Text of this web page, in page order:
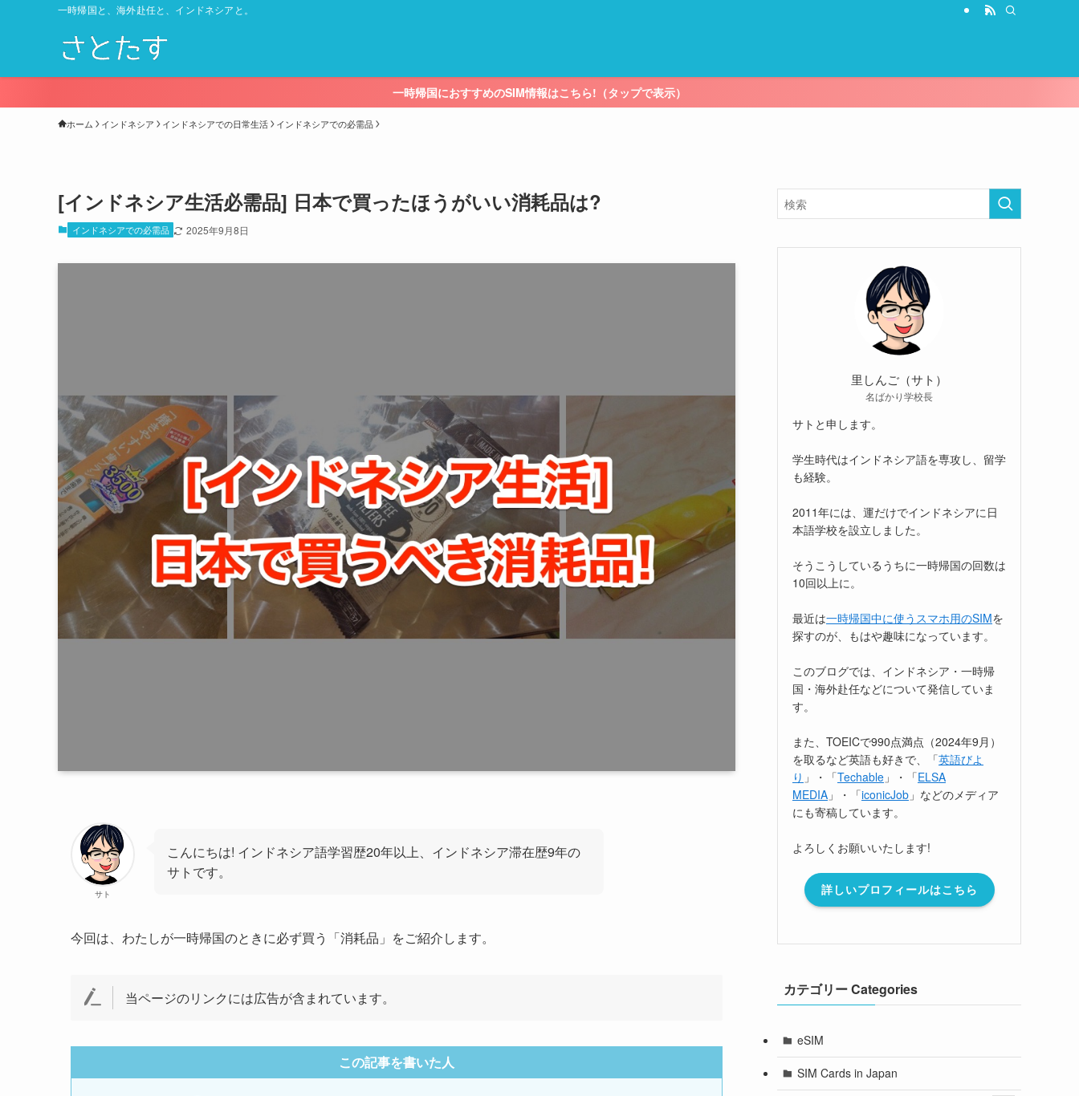
一時帰国と、海外赴任と、インドネシアと。
一時帰国におすすめのSIM情報はこちら!（タップで表示）
ホーム インドネシア インドネシアでの日常生活 インドネシアでの必需品
[インドネシア生活必需品] 日本で買ったほうがいい消耗品は?
インドネシアでの必需品 2025年9月8日
サト
こんにちは! インドネシア語学習歴20年以上、インドネシア滞在歴9年の
サトです。
今回は、わたしが一時帰国のときに必ず買う「消耗品」をご紹介します。
当ページのリンクには広告が含まれています。
この記事を書いた人
里しんご（サト）
名ばかり学校長
サトと申します。
学生時代はインドネシア語を専攻し、留学
も経験。
2011年には、運だけでインドネシアに日
本語学校を設立しました。
そうこうしているうちに一時帰国の回数は
10回以上に。
最近は一時帰国中に使うスマホ用のSIMを
探すのが、もはや趣味になっています。
このブログでは、インドネシア・一時帰
国・海外赴任などについて発信していま
す。
また、TOEICで990点満点（2024年9月）
を取るなど英語も好きで、「英語びよ
り 」・「Techable 」・「ELSA
MEDIA 」・「iconicJob 」などのメディア
にも寄稿しています。
よろしくお願いいたします!
詳しいプロフィールはこちら
カテゴリー Categories
eSIM
SIM Cards in Japan